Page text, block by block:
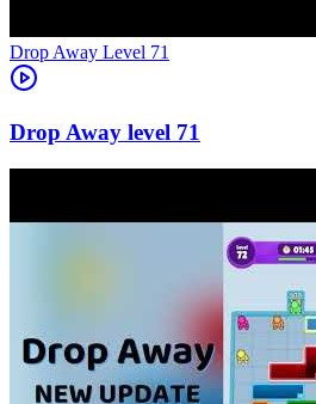
Level 71
71